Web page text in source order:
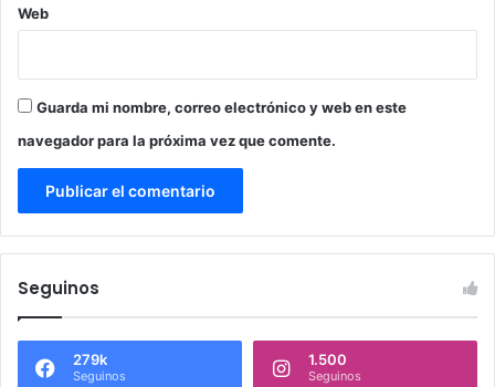
Web
Guarda mi nombre, correo electrónico y web en este
navegador para la próxima vez que comente.
Seguinos
279k
Seguinos
1.500
Seguinos